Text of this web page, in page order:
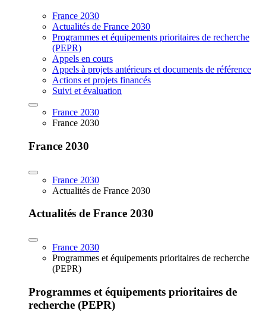
France 2030
Actualités de France 2030
Programmes et équipements prioritaires de recherche
(PEPR)
Appels en cours
Appels à projets antérieurs et documents de référence
Actions et projets financés
Suivi et évaluation
France 2030
France 2030
France 2030
France 2030
Actualités de France 2030
Actualités de France 2030
France 2030
Programmes et équipements prioritaires de recherche
(PEPR)
Programmes et équipements prioritaires de
recherche (PEPR)